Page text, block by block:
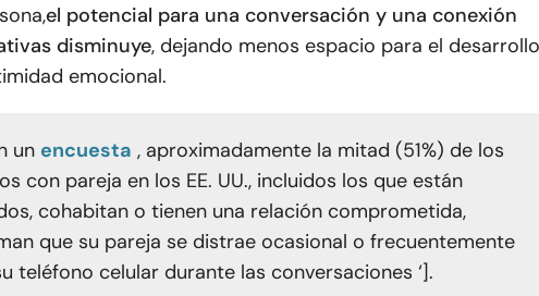
el potencial para una conversación y una conexión
disminuye, dejando menos espacio para el desarrollo
emocional.
un encuesta , aproximadamente la mitad (51%) de los
con pareja en los EE. UU., incluidos los que están
cohabitan o tienen una relación comprometida,
que su pareja se distrae ocasional o frecuentemente
teléfono celular durante las conversaciones ‘].